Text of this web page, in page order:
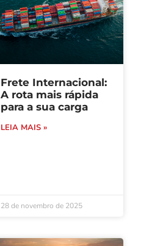
Frete Internacional:
A rota mais rápida
para a sua carga
LEIA MAIS »
28 de novembro de 2025